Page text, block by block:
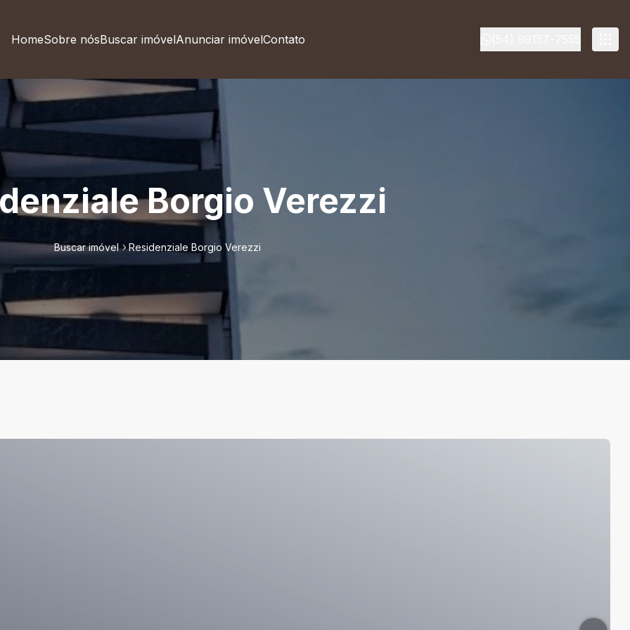
HomeSobre nósBuscar imóvelAnunciar imóvelContato
Borgio Verezzi
Buscar imóvel Residenziale Borgio Verezzi